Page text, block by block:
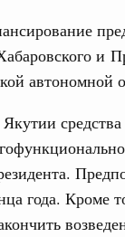
и
автономной
года. Кроме
суббота
в сфере
НДФЛ
технологий